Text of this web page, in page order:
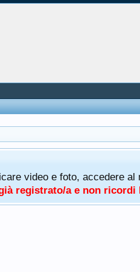
video e foto, accedere
registrato/a e non ricordi